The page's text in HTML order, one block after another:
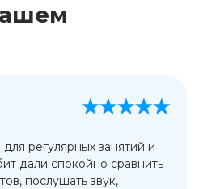
регулярных занятий и
дали спокойно сравнить
послушать звук,